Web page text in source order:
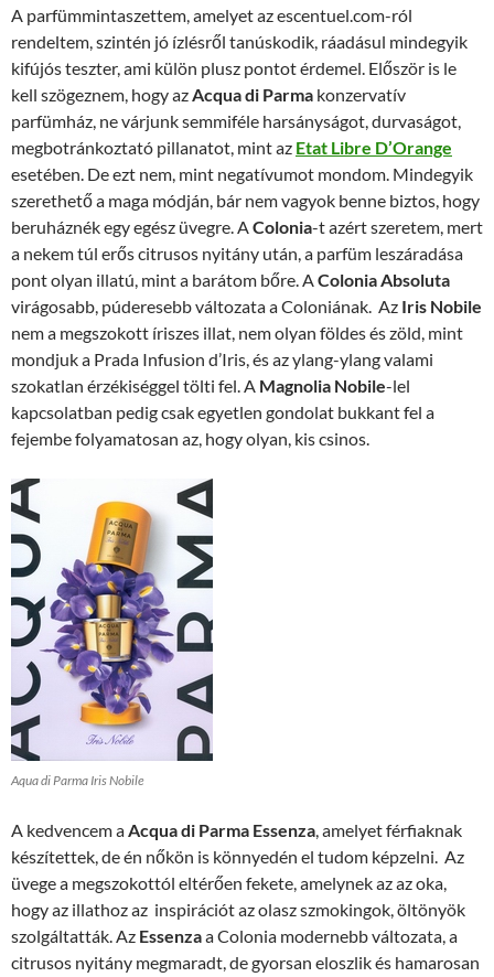
A parfümmintaszettem, amelyet az escentuel.com-ról
rendeltem, szintén jó ízlésről tanúskodik, ráadásul mindegyik
kifújós teszter, ami külön plusz pontot érdemel. Először is le
kell szögeznem, hogy azAcqua di Parma konzervatív
parfümház, ne várjunk semmiféle harsányságot, durvaságot,
megbotránkoztató pillanatot, mint az Etat Libre D’Orange
esetében. De ezt nem, mint negatívumot mondom. Mindegyik
szerethető a maga módján, bár nem vagyok benne biztos, hogy
beruháznék egy egész üvegre. AColonia-t azért szeretem, mert
a nekem túl erős citrusos nyitány után, a parfüm leszáradása
pont olyan illatú, mint a barátom bőre. AColonia Absoluta
virágosabb, púderesebb változata a Coloniának. Az Iris Nobile
nem a megszokott íriszes illat, nem olyan földes és zöld, mint
mondjuk a Prada Infusion d’Iris, és az ylang-ylang valami
szokatlan érzékiséggel tölti fel. A Magnolia Nobile-lel
kapcsolatban pedig csak egyetlen gondolat bukkant fel a
fejembe folyamatosan az, hogy olyan, kis csinos.
Aqua di Parma Iris Nobile
A kedvencem aAcqua di Parma Essenza, amelyet férfiaknak
készítettek, de én nőkön is könnyedén el tudom képzelni. Az
üvege a megszokottól eltérően fekete, amelynek az az oka,
hogy az illathoz az inspirációt az olasz szmokingok, öltönyök
szolgáltatták. Az Essenzaa Colonia modernebb változata, a
citrusos nyitány megmaradt, de gyorsan eloszlik és hamarosan